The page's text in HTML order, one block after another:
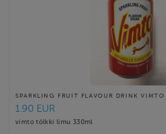
SPARKLING FRUIT FLAVOUR DRINK VIMTO
1.90 EUR
vimto tölkki limu 330ml